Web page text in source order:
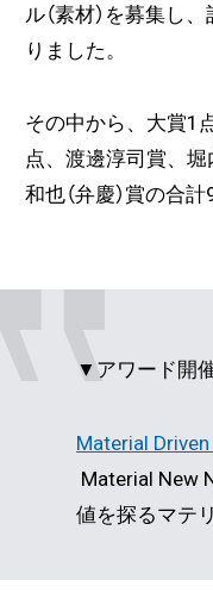
ル（素材）を募集し
りました。
その中から、大賞1
点、渡邊淳司賞、
和也（弁慶）賞の合
▼アワード開
Material
Material New
値を探るマテ